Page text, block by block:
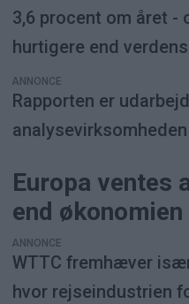
3,6 procent om året -
hurtigere end
ANNONCE
Rapporten er
Europa ventes
end
ANNONCE
WTTC fremhæver
hvor rejseindustrien